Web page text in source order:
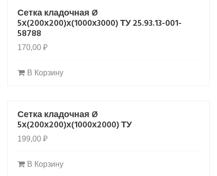
Сетка кладочная Ø
5х(200х200)х(1000х3000) ТУ 25.93.13-001-
58788
170,00 ₽
В Корзину
Сетка кладочная Ø
5х(200х200)х(1000х2000) ТУ
199,00 ₽
В Корзину